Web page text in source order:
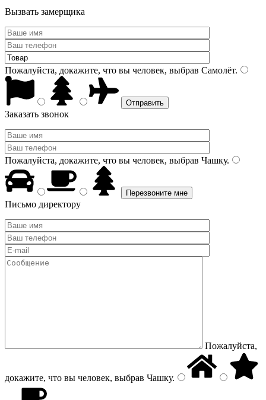
Вызвать замерщика
Пожалуйста, докажите, что вы человек, выбрав Самолёт.
Заказать звонок
Пожалуйста, докажите, что вы человек, выбрав Чашку.
Письмо директору
Пожалуйста,
докажите, что вы человек, выбрав Чашку.